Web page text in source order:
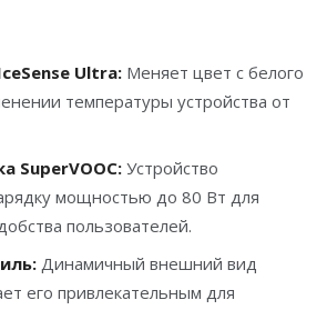
Ultra:Меняет цвет с белого
температуры устройства от
SuperVOOC:Устройство
мощностью до 80 Вт для
пользователей.
Динамичный внешний вид
его привлекательным для